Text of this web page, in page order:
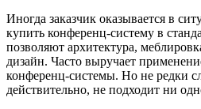
Иногда заказчик оказывается в
купить конференц-систему в
позволяют архитектура,
дизайн. Часто выручает
конференц-системы. Но не редки
действительно, не подходит ни